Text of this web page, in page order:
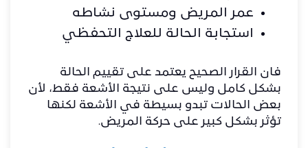
عمر المريض ومستوى نشاطه
استجابة الحالة للعلاج التحفظي
فان القرار الصحيح يعتمد على تقييم الحالة
بشكل كامل وليس على نتيجة الأشعة فقط، لأن
بعض الحالات تبدو بسيطة في الأشعة لكنها
تؤثر بشكل كبير على حركة المريض.